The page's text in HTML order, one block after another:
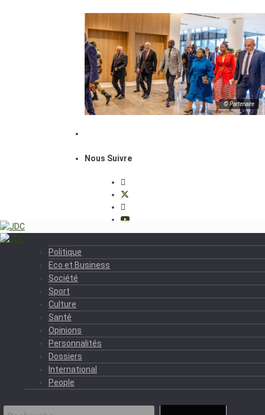
© Partenaire
Nous Suivre
Politique
Eco et Business
Société
Sport
Culture
Santé
Opinions
Personnalités
Dossiers
International
People